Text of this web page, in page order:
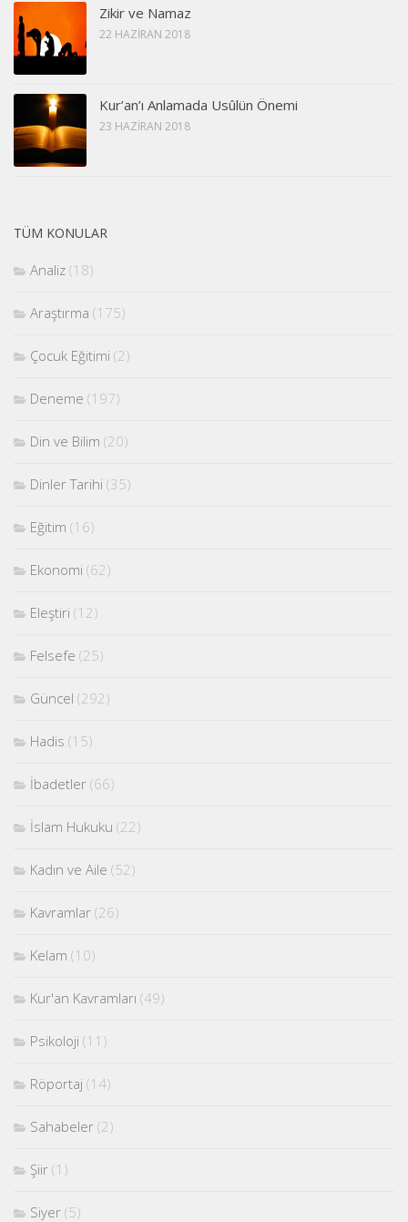
Zikir ve Namaz
22 HAZIRAN 2018
Kur’an’ı Anlamada Usûlün Önemi
23 HAZIRAN 2018
TÜM KONULAR
Analiz (18)
Araştırma (175)
Çocuk Eğitimi (2)
Deneme (197)
Din ve Bilim (20)
Dinler Tarihi (35)
Eğitim (16)
Ekonomi (62)
Eleştiri (12)
Felsefe (25)
Güncel (292)
Hadis (15)
İbadetler (66)
İslam Hukuku (22)
Kadın ve Aile (52)
Kavramlar (26)
Kelam (10)
Kur'an Kavramları (49)
Psikoloji (11)
Röportaj (14)
Sahabeler (2)
Şiir (1)
Siyer (5)